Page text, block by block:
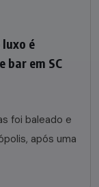
luxo é
bar em SC
foi baleado e
após uma